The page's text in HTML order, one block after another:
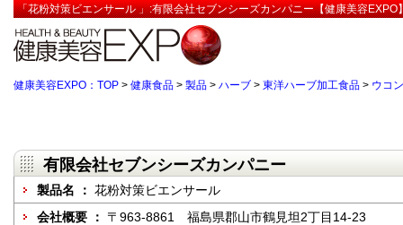
「花粉対策ビエンサール 」:有限会社セブンシーズカンパニー【健康美容EXPO
健康美容EXPO：TOP > 健康食品 > 製品 > ハーブ > 東洋ハーブ加工食品 > ウコン
有限会社セブンシーズカンパニー
製品名 ： 花粉対策ビエンサール
会社概要 ： 〒963-8861 福島県郡山市鶴見坦2丁目14-23